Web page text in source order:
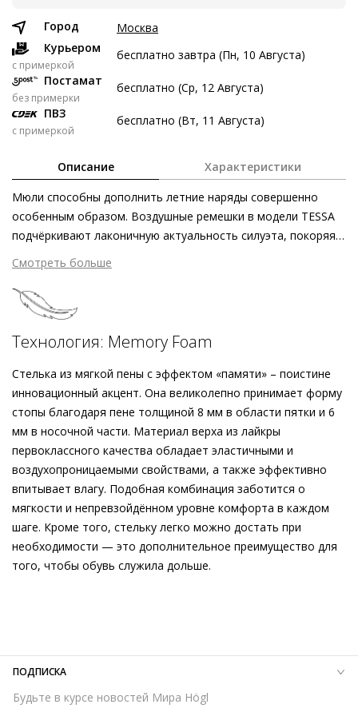
9 авг
4 122 ₽
23 авг
Без переплат
Долями
Заплатите сейчас только часть, а оставшееся будем
списывать каждые две недели
Затем по 4 122 ₽ раз в 2 недели
Подробнее о сервисе можно узнать наdolyame.ru
Город
Москва
Курьером
c примеркой
бесплатно завтра (Пн, 10 Августа)
Постамат
без примерки
бесплатно (Ср, 12 Августа)
ПВЗ
с примеркой
бесплатно (Вт, 11 Августа)
Описание Характеристики
Мюли способны дополнить летние наряды совершенно
особенным образом. Воздушные ремешки в модели TESSA
подчёркивают лаконичную актуальность силуэта, покоряя
своей мягкостью. Расслабленно и женственно: благодаря
роскошной матовой текстуре чёрной и кремовой кожи эта
летняя пара обладает поразительной универсальностью.
Перекрещивающиеся ремешки мягко принимают форму
воздушная стелька заботятся о безупречном комфорте.
Смотреть больше
Технология: Memory Foam
Стелька из мягкой пены с эффектом «памяти» – поистине
инновационный акцент. Она великолепно принимает форму
стопы благодаря пене толщиной 8 мм в области пятки и 6
мм в носочной части. Материал верха из лайкры
первоклассного качества обладает эластичными и
воздухопроницаемыми свойствами, а также эффективно
впитывает влагу. Подобная комбинация заботится о
мягкости и непревзойдённом уровне комфорта в каждом
шаге. Кроме того, стельку легко можно достать при
необходимости — это дополнительное преимущество для
того, чтобы обувь служила дольше.
подошва с защитой от скольжения
Высота каблука 10 мм
ПОДПИСКА
Будьте в курсе новостей Мира Högl